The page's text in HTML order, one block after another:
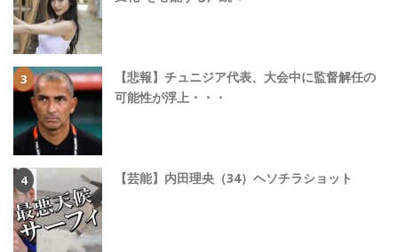
【悲報】チュニジア代表、大会中に監督解任の
可能性が浮上・・・
【芸能】内田理央（34）ヘソチラショット